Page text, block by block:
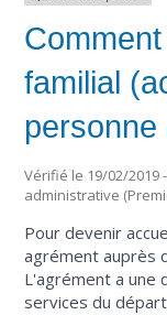
familial
personne
Vérifié le 19/02/
administrative
Pour devenir
agrément auprès
L'agrément a une
services du